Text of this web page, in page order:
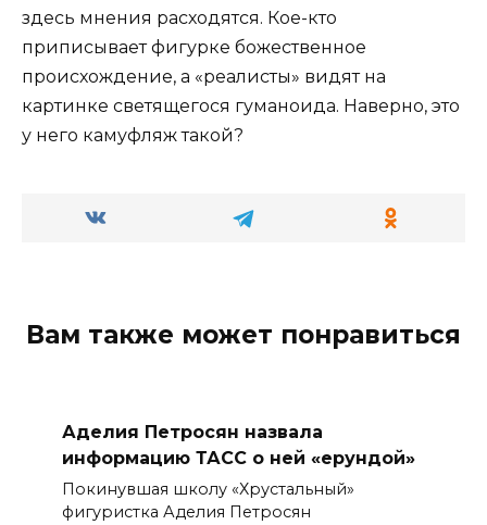
здесь мнения расходятся. Кое-кто
приписывает фигурке божественное
происхождение, а «реалисты» видят на
картинке светящегося гуманоида. Наверно, это
у него камуфляж такой?
Вам также может понравиться
Аделия Петросян назвала
информацию ТАСС о ней «ерундой»
Покинувшая школу «Хрустальный»
фигуристка Аделия Петросян